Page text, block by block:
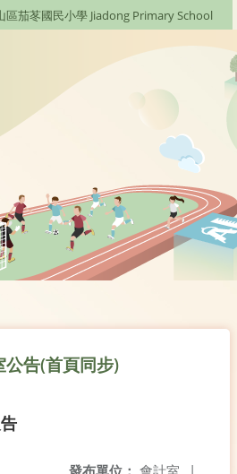
區茄苳國民小學 Jiadong Primary School
公告(首頁同步)
發布單位： 會計室 |